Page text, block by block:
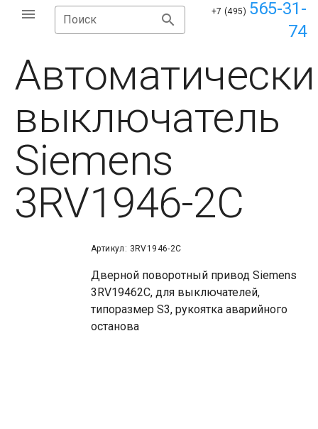
Поиск
+7 (495) 565-31-
74
выключатель
Siemens
3RV1946-2C
Артикул: 3RV1946-2C
Дверной поворотный привод Siemens
3RV19462C, для выключателей,
типоразмер S3, рукоятка аварийного
останова